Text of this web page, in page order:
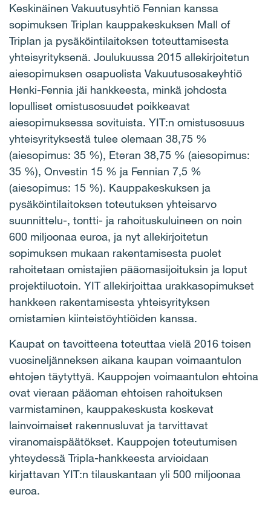
Keskinäinen Vakuutusyhtiö Fennian kanssa
sopimuksen Triplan kauppakeskuksen Mall of
Triplan ja pysäköintilaitoksen toteuttamisesta
yhteisyrityksenä. Joulukuussa 2015 allekirjoitetun
aiesopimuksen osapuolista Vakuutusosakeyhtiö
Henki-Fennia jäi hankkeesta, minkä johdosta
lopulliset omistusosuudet poikkeavat
aiesopimuksessa sovituista. YIT:n omistusosuus
yhteisyrityksestä tulee olemaan 38,75 %
(aiesopimus: 35 %), Eteran 38,75 % (aiesopimus:
35 %), Onvestin 15 % ja Fennian 7,5 %
(aiesopimus: 15 %). Kauppakeskuksen ja
pysäköintilaitoksen toteutuksen yhteisarvo
suunnittelu-, tontti- ja rahoituskuluineen on noin
600 miljoonaa euroa, ja nyt allekirjoitetun
sopimuksen mukaan rakentamisesta puolet
rahoitetaan omistajien pääomasijoituksin ja loput
projektiluotoin. YIT allekirjoittaa urakkasopimukset
hankkeen rakentamisesta yhteisyrityksen
omistamien kiinteistöyhtiöiden kanssa.
Kaupat on tavoitteena toteuttaa vielä 2016 toisen
vuosineljänneksen aikana kaupan voimaantulon
ehtojen täytyttyä. Kauppojen voimaantulon ehtoina
ovat vieraan pääoman ehtoisen rahoituksen
varmistaminen, kauppakeskusta koskevat
lainvoimaiset rakennusluvat ja tarvittavat
viranomaispäätökset. Kauppojen toteutumisen
yhteydessä Tripla-hankkeesta arvioidaan
kirjattavan YIT:n tilauskantaan yli 500 miljoonaa
euroa.